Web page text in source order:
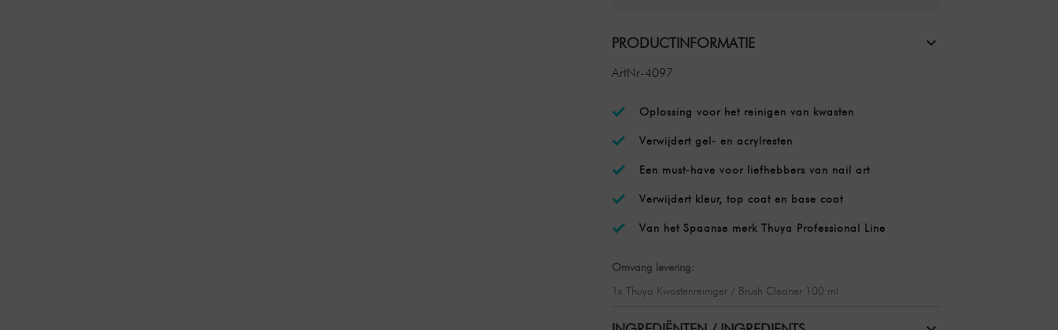
PRODUCTINFORMATIE
ArtNr-4097
Oplossing voor het reinigen van kwasten
Verwijdert gel- en acrylresten
Een must-have voor liefhebbers van nail art
Verwijdert kleur, top coat en base coat
Van het Spaanse merk Thuya Professional Line
Omvang levering:
1x Thuya Kwastenreiniger / Brush Cleaner 100 ml